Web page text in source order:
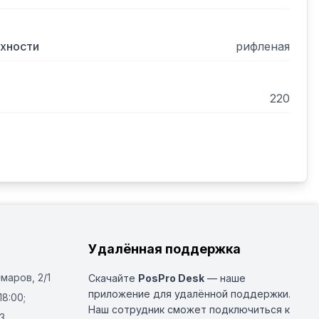
рифленая
220
2/1
Удалённая поддержка
Скачайте PosPro Desk — наше
приложение для удалённой поддержки.
Наш сотрудник сможет подключиться к